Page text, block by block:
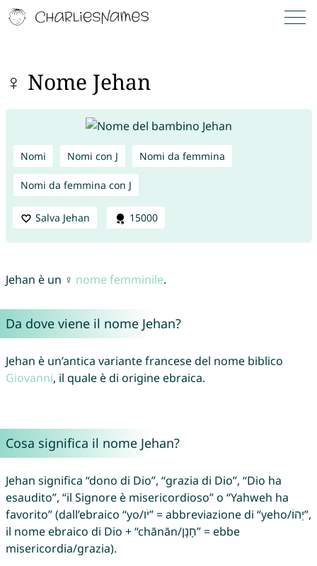
♀ Nome Jehan
Nomi Nomi con J Nomi da femmina
Nomi da femmina con J
Salva Jehan 15000
Jehan è un ♀ nome femminile.
Da dove viene il nome Jehan?
Jehan è un’antica variante francese del nome biblico
Giovanni, il quale è di origine ebraica.
Cosa significa il nome Jehan?
Jehan significa “dono di Dio”, “grazia di Dio”, “Dio ha
esaudito”, “il Signore è misericordioso” o “Yahweh ha
favorito” (dall’ebraico “yo/יֹו” = abbreviazione di “yeho/יְהוֹ”,
il nome ebraico di Dio + “chānān/חָנָן” = ebbe
misericordia/grazia).